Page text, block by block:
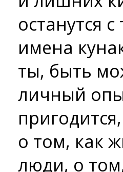
останутся
имена
ты, быть
личный
о том, как
люди, о